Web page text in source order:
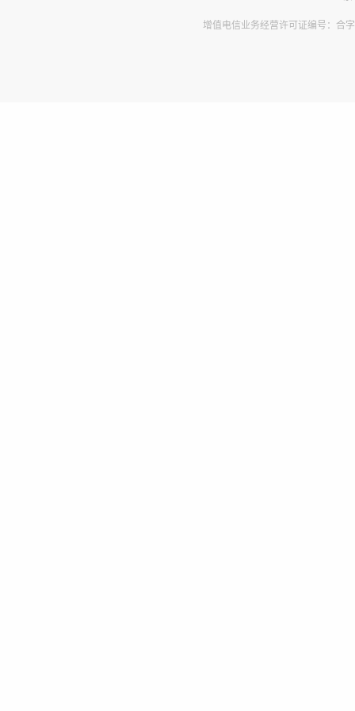
增值电信业务经营许可证编号：合